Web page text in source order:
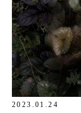
2023.01.24